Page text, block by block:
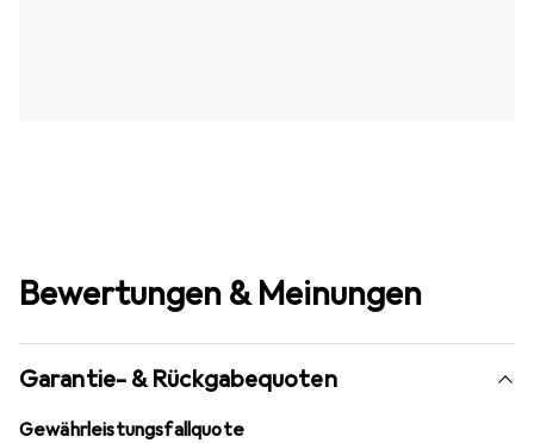
Bewertungen & Meinungen
Garantie- & Rückgabequoten
Gewährleistungsfallquote